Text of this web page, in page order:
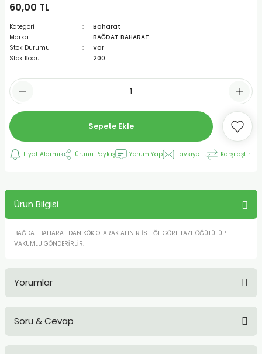
60,00 TL
Kategori
Baharat
Marka
BAĞDAT BAHARAT
Stok Durumu
Var
Stok Kodu
200
Sepete Ekle
Fiyat Alarmı Ürünü Paylaş Yorum Yap Tavsiye Et Karşılaştır
Ürün Bilgisi
BAĞDAT BAHARAT DAN KÖK OLARAK ALINIR İSTEĞE GÖRE TAZE ÖĞÜTÜLÜP
VAKUMLU GÖNDERİRLİR.
Yorumlar
Soru & Cevap